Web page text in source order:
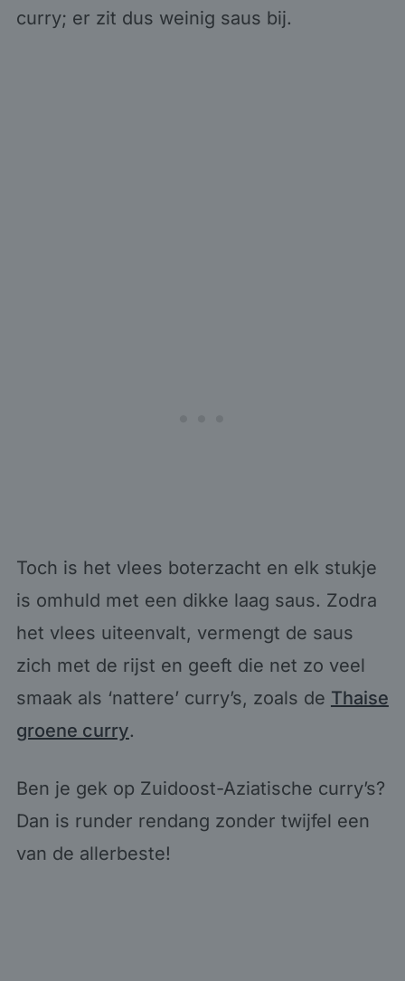
curry; er zit dus weinig saus bij.
Toch is het vlees boterzacht en elk stukje
is omhuld met een dikke laag saus. Zodra
het vlees uiteenvalt, vermengt de saus
zich met de rijst en geeft die net zo veel
smaak als ‘nattere’ curry’s, zoals de Thaise
groene curry.
Ben je gek op Zuidoost-Aziatische curry’s?
Dan is runder rendang zonder twijfel een
van de allerbeste!